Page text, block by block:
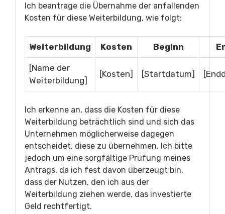
Ich beantrage die Übernahme der anfallenden
Kosten für diese Weiterbildung, wie folgt:
Weiterbildung Kosten Beginn
[Name der
Weiterbildung]
[Kosten] [Startdatum]
Ich erkenne an, dass die Kosten für diese
Weiterbildung beträchtlich sind und sich das
Unternehmen möglicherweise dagegen
entscheidet, diese zu übernehmen. Ich bitte
jedoch um eine sorgfältige Prüfung meines
Antrags, da ich fest davon überzeugt bin,
dass der Nutzen, den ich aus der
Weiterbildung ziehen werde, das investierte
Geld rechtfertigt.